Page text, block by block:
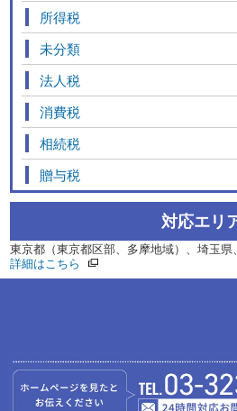
所得税
未分類
法人税
消費税
相続税
贈与税
対応エリ
東京都（東京都区部、多摩地域）、埼玉
詳細はこちら